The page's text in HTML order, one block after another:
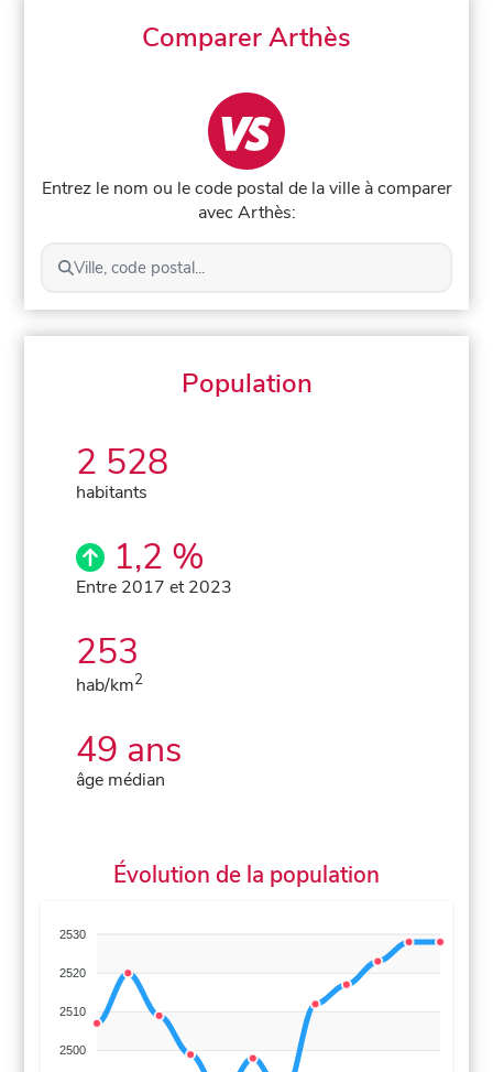
Comparer Arthès
Entrez le nom ou le code postal de la ville à comparer
avec Arthès:
Ville, code postal...
Population
2 528
habitants
1,2 %
Entre 2017 et 2023
253
hab/km2
49 ans
âge médian
Évolution de la population
2530
2520
2510
2500